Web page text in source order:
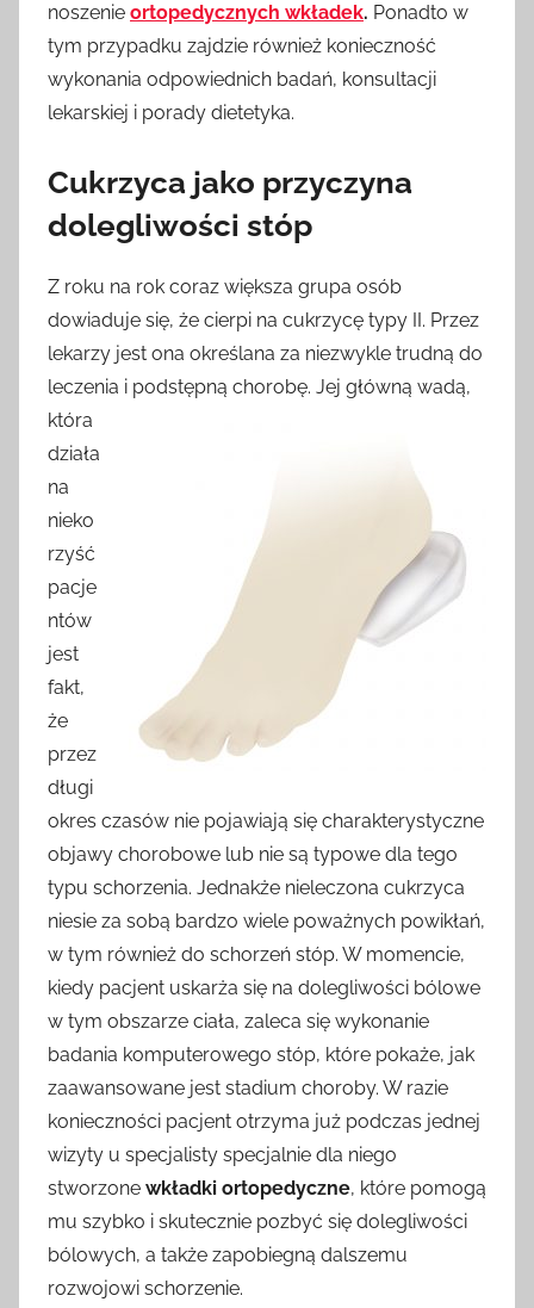
noszenie ortopedycznych wkładek. Ponadto w
tym przypadku zajdzie również konieczność
wykonania odpowiednich badań, konsultacji
lekarskiej i porady dietetyka.
Cukrzyca jako przyczyna
dolegliwości stóp
Z roku na rok coraz większa grupa osób
dowiaduje się, że cierpi na cukrzycę typy II. Przez
lekarzy jest ona określana za niezwykle trudną do
leczenia i podstępną chorobę. Jej główną wadą,
która
działa
na
nieko
rzyść
pacje
ntów
jest
fakt,
że
przez
długi
okres czasów nie pojawiają się charakterystyczne
objawy chorobowe lub nie są typowe dla tego
typu schorzenia. Jednakże nieleczona cukrzyca
niesie za sobą bardzo wiele poważnych powikłań,
w tym również do schorzeń stóp. W momencie,
kiedy pacjent uskarża się na dolegliwości bólowe
w tym obszarze ciała, zaleca się wykonanie
badania komputerowego stóp, które pokaże, jak
zaawansowane jest stadium choroby. W razie
konieczności pacjent otrzyma już podczas jednej
wizyty u specjalisty specjalnie dla niego
stworzone wkładki ortopedyczne, które pomogą
mu szybko i skutecznie pozbyć się dolegliwości
bólowych, a także zapobiegną dalszemu
rozwojowi schorzenie.